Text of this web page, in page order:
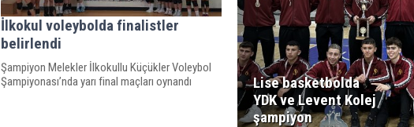
İlkokul voleybolda finalistler
belirlendi
Şampiyon Melekler İlkokullu Küçükler Voleybol
Şampiyonası’nda yarı final maçları oynandı
Lise basketbolda
YDK ve Levent Kolej
şampiyon